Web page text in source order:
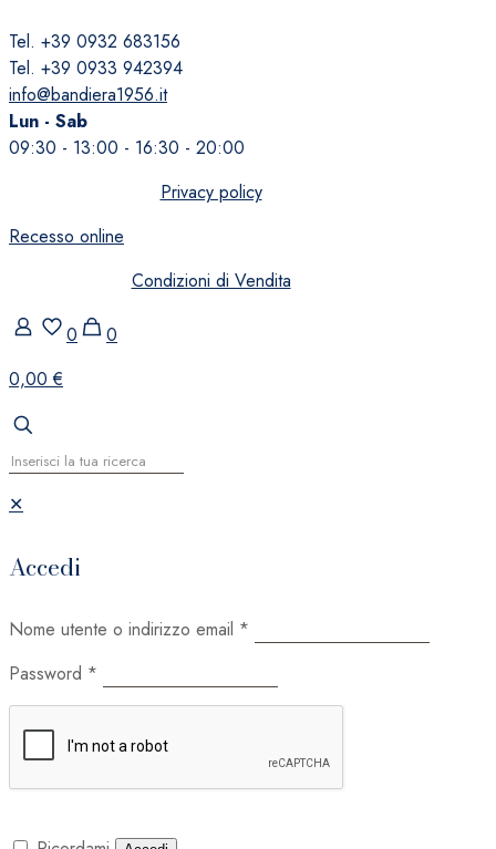
Tel. +39 0932 683156
Tel. +39 0933 942394
info@bandiera1956.it
Lun - Sab
09:30 - 13:00 - 16:30 - 20:00
Privacy policy
Recesso online
Condizioni di Vendita
0
0
0,00 €
✕
Accedi
Nome utente o indirizzo email *
Password *